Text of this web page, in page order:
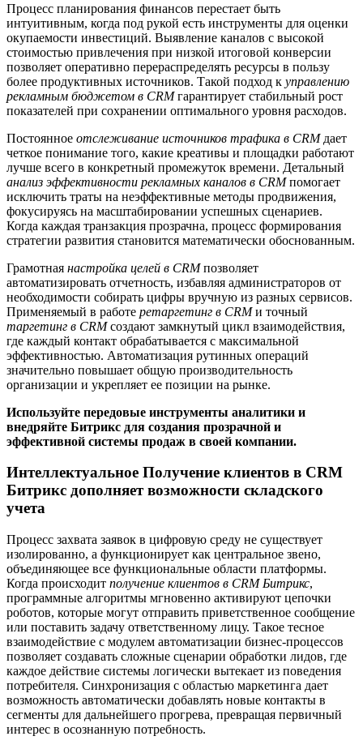
Процесс планирования финансов перестает быть
интуитивным, когда под рукой есть инструменты для оценки
окупаемости инвестиций. Выявление каналов с высокой
стоимостью привлечения при низкой итоговой конверсии
позволяет оперативно перераспределять ресурсы в пользу
более продуктивных источников. Такой подход к управлению
рекламным бюджетом в CRMгарантирует стабильный рост
показателей при сохранении оптимального уровня расходов.
Постоянное отслеживание источников трафика в CRMдает
четкое понимание того, какие креативы и площадки работают
лучше всего в конкретный промежуток времени. Детальный
анализ эффективности рекламных каналов в CRMпомогает
исключить траты на неэффективные методы продвижения,
фокусируясь на масштабировании успешных сценариев.
Когда каждая транзакция прозрачна, процесс формирования
стратегии развития становится математически обоснованным.
Грамотная настройка целей в CRMпозволяет
автоматизировать отчетность, избавляя администраторов от
необходимости собирать цифры вручную из разных сервисов.
Применяемый в работе ретаргетинг в CRMи точный
таргетинг в CRMсоздают замкнутый цикл взаимодействия,
где каждый контакт обрабатывается с максимальной
эффективностью. Автоматизация рутинных операций
значительно повышает общую производительность
организации и укрепляет ее позиции на рынке.
Используйте передовые инструменты аналитики и
внедряйте Битрикс для создания прозрачной и
эффективной системы продаж в своей компании.
Интеллектуальное Получение клиентов в CRM
Битрикс дополняет возможности складского
учета
Процесс захвата заявок в цифровую среду не существует
изолированно, а функционирует как центральное звено,
объединяющее все функциональные области платформы.
Когда происходит получение клиентов в CRM Битрикс,
программные алгоритмы мгновенно активируют цепочки
роботов, которые могут отправить приветственное сообщение
или поставить задачу ответственному лицу. Такое тесное
взаимодействие с модулем автоматизации бизнес-процессов
позволяет создавать сложные сценарии обработки лидов, где
каждое действие системы логически вытекает из поведения
потребителя. Синхронизация с областью маркетинга дает
возможность автоматически добавлять новые контакты в
сегменты для дальнейшего прогрева, превращая первичный
интерес в осознанную потребность.